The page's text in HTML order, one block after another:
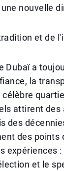
nouvelle
et de
Dubaï a
la
attirent des
des
des points
expériences :
et le